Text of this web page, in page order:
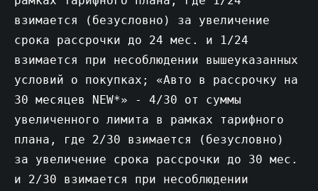
взимается (безусловно) за увеличение
срока рассрочки до 24 мес. и 1/24
взимается при несоблюдении вышеуказанных
условий о покупках; «Авто в рассрочку на
30 месяцев NEW*» - 4/30 от суммы
увеличенного лимита в рамках тарифного
плана, где 2/30 взимается (безусловно)
за увеличение срока рассрочки до 30 мес.
и 2/30 взимается при несоблюдении